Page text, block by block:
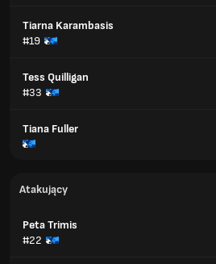
Tiarna Karambasis
#19
Tess Quilligan
#33
Tiana Fuller
Atakujący
Peta Trimis
#22